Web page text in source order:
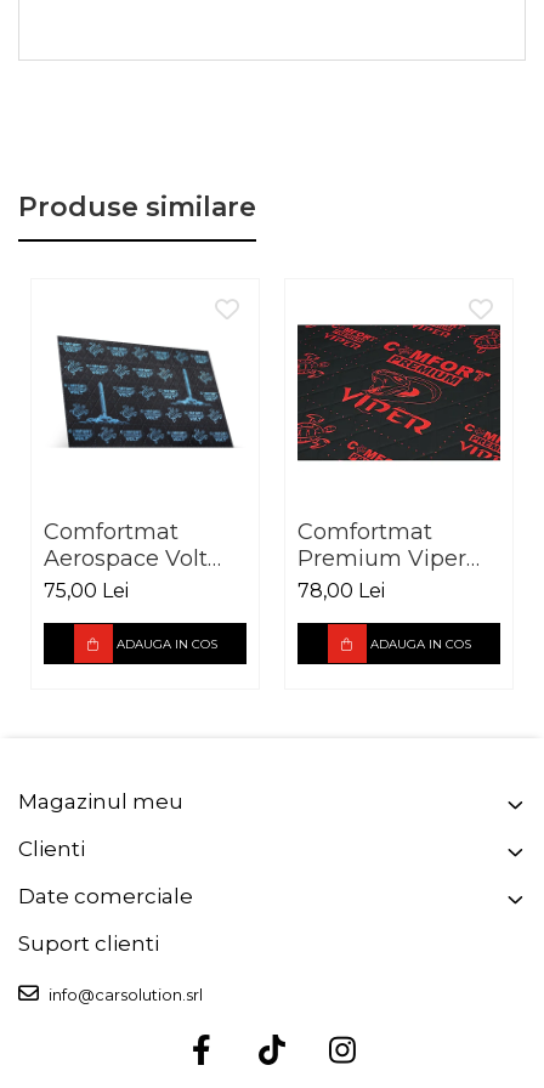
asemenea, este potrivit pentru usi, acolo unde se
doreste o imbunatatire semnificativa a confortului
Cu o aderenta de aproximativ 13 N/cm, materialul
ramane fix chiar si in conditii solicitante. Greutatea
specifica de 6,90 kg/m² reprezinta o economie de
30–40% fata de aplicatiile traditionale in doua
straturi, aspect esential mai ales in antifonarea
Produse similare
Comfortmat
Aerospace Volt
vibro absorbant
75,00 Lei
ADAUGA IN COS
Comfortmat
Premium Viper
vibro absorbant 3
500 mm
78,00 Lei
ADAUGA IN COS
Magazinul meu
Clienti
Date comerciale
Suport clienti
info@carsolution.srl